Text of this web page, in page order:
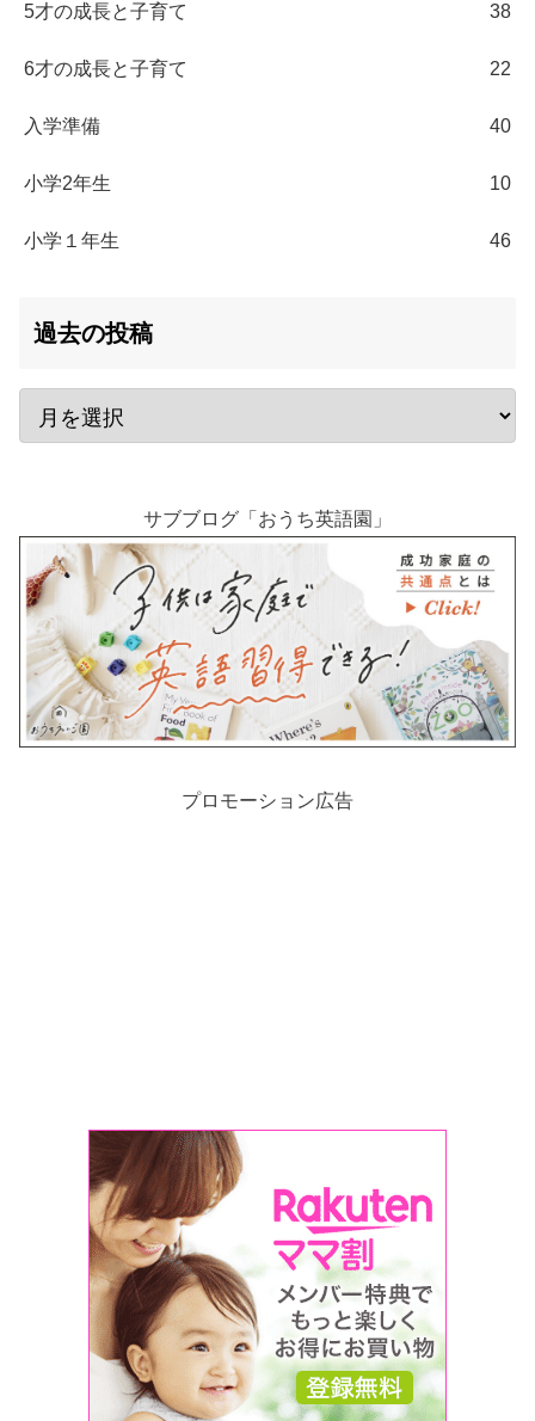
5才の成長と子育て 38
6才の成長と子育て 22
入学準備 40
小学2年生 10
小学１年生 46
過去の投稿
サブブログ「おうち英語園」
プロモーション広告